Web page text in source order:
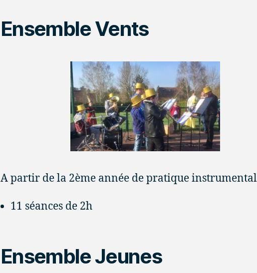
Ensemble Vents
A partir de la 2ème année de pratique
11 séances de 2h
Ensemble Jeunes